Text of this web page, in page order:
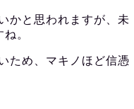
かと思われますが、未
。
ため、マキノほど信憑